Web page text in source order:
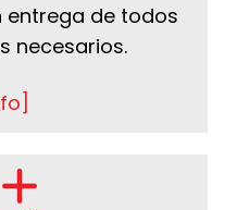
entrega de todos
necesarios.